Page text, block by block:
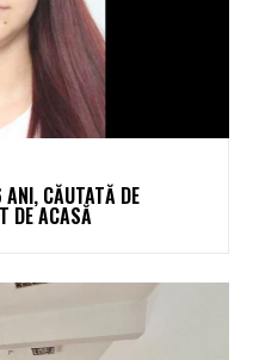
ANI, CĂUTATĂ DE
DE ACASĂ